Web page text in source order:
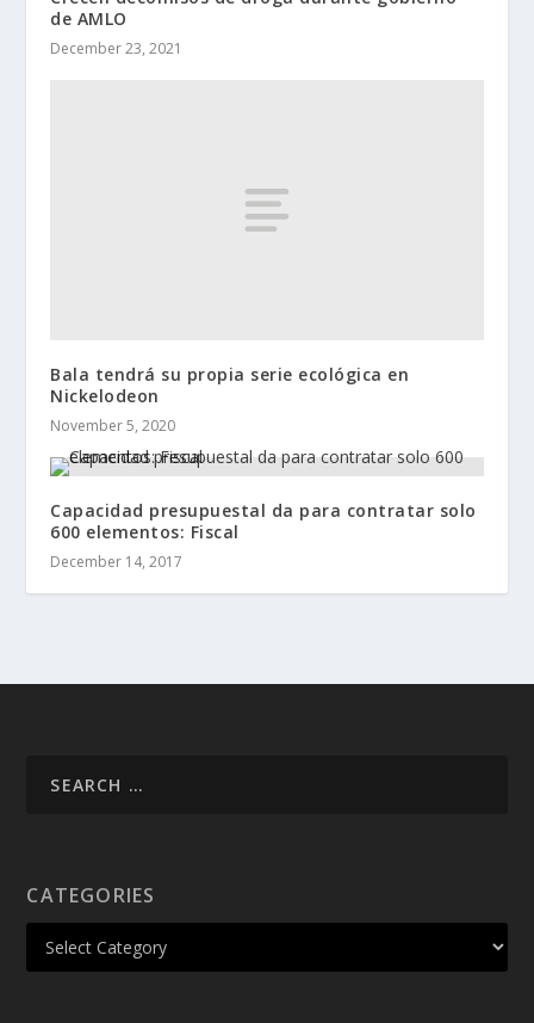
de AMLO
December 23, 2021
Bala tendrá su propia serie ecológica en
Nickelodeon
November 5, 2020
Capacidad presupuestal da para contratar solo
600 elementos: Fiscal
December 14, 2017
CATEGORIES